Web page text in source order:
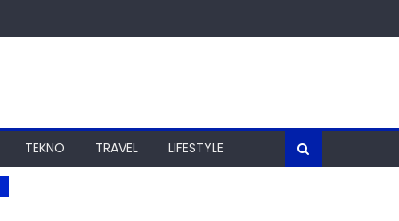
TEKNO TRAVEL LIFESTYLE